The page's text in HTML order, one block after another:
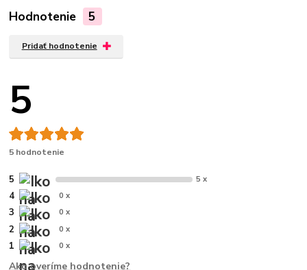
Hodnotenie 5
Pridať hodnotenie
5
5 hodnotenie
5 5 x
4 0 x
3 0 x
2 0 x
1 0 x
Ako overíme hodnotenie?